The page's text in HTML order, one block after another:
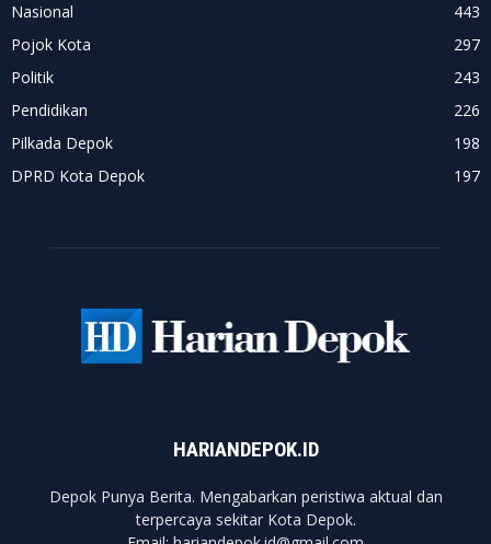
Nasional
443
Pojok Kota
297
Politik
243
Pendidikan
226
Pilkada Depok
198
DPRD Kota Depok
197
HARIANDEPOK.ID
Depok Punya Berita. Mengabarkan peristiwa aktual dan
terpercaya sekitar Kota Depok.